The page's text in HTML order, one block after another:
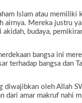
Islam atau
airnya. Mereka justru
budaya,
bangsa ini
terhadap bangsa dan
diwajibkan oleh Allah
dari amar makruf